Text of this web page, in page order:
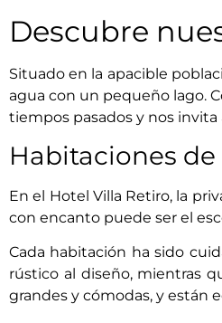
Descubre
Situado en la apacible
agua con un pequeño lago.
tiempos pasados y nos
Habitaciones
En el Hotel Villa Retiro, la
con encanto puede ser el
Cada habitación ha sido
rústico al diseño, mientras
grandes y cómodas, y están